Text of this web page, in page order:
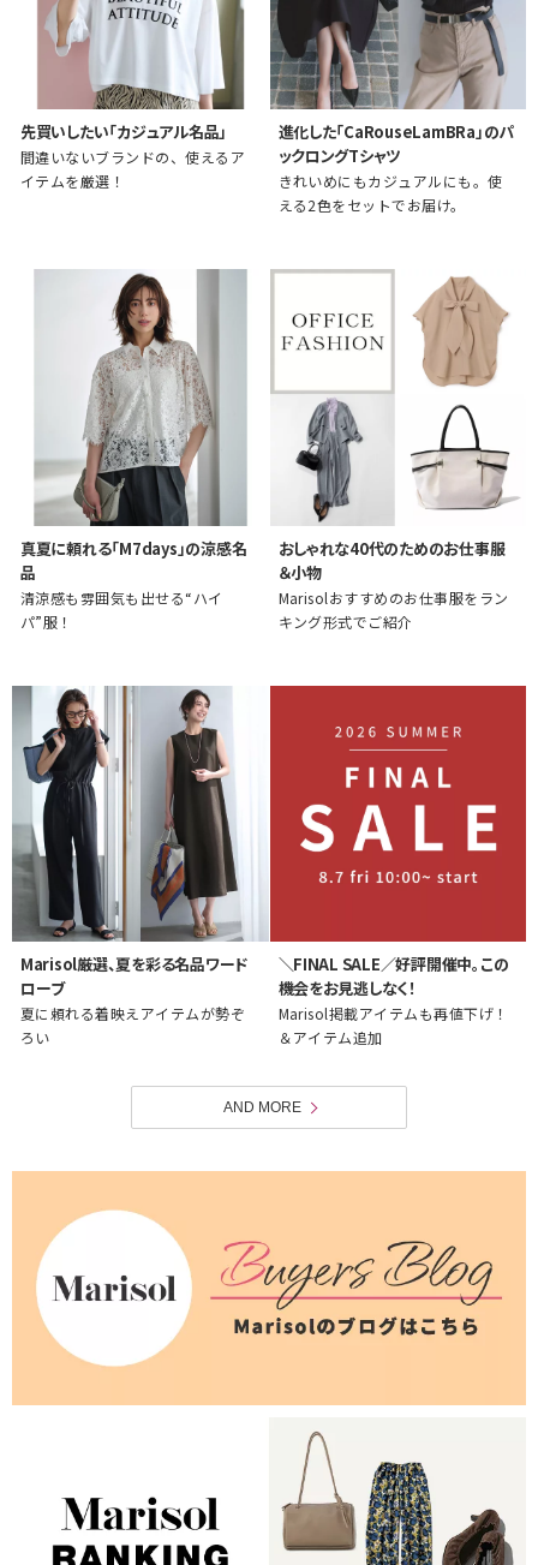
先買いしたい「カジュアル名品」
間違いないブランドの、使えるア
イテムを厳選！
進化した「CaRouseLamBRa」のパ
ックロングTシャツ
きれいめにもカジュアルにも。使
える2色をセットでお届け。
真夏に頼れる「M7days」の涼感名
品
清涼感も雰囲気も出せる“ハイ
パ”服！
おしゃれな40代のためのお仕事服
＆小物
Marisolおすすめのお仕事服をラン
キング形式でご紹介
Marisol厳選、夏を彩る名品ワード
ローブ
夏に頼れる着映えアイテムが勢ぞ
ろい
＼FINAL SALE／好評開催中。この
機会をお見逃しなく！
Marisol掲載アイテムも再値下げ！
＆アイテム追加
AND MORE